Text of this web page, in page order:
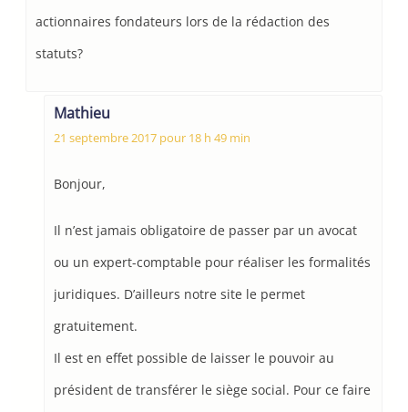
actionnaires fondateurs lors de la rédaction des
statuts?
Mathieu
21 septembre 2017 pour 18 h 49 min
Bonjour,
Il n’est jamais obligatoire de passer par un avocat
ou un expert-comptable pour réaliser les formalités
juridiques. D’ailleurs notre site le permet
gratuitement.
Il est en effet possible de laisser le pouvoir au
président de transférer le siège social. Pour ce faire